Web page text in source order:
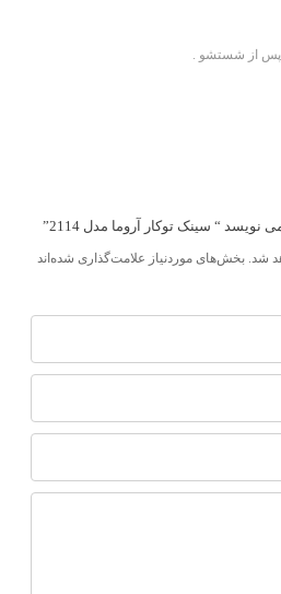
پس از شستشو .
“ سینک توکار آروما مدل 2114”
شد. بخش‌های موردنیاز علامت‌گذاری شده‌اند